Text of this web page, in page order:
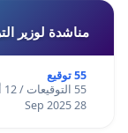
مناشدة لوزير
55 توقيع
55 التوقيعات / 12 أشهر
28 Sep 2025